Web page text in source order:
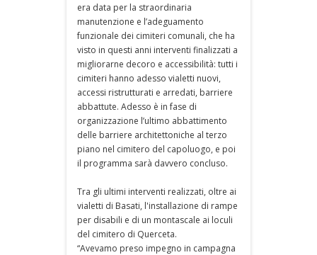
era data per la straordinaria
manutenzione e l’adeguamento
funzionale dei cimiteri comunali, che ha
visto in questi anni interventi finalizzati a
migliorarne decoro e accessibilità: tutti i
cimiteri hanno adesso vialetti nuovi,
accessi ristrutturati e arredati, barriere
abbattute. Adesso è in fase di
organizzazione l’ultimo abbattimento
delle barriere architettoniche al terzo
piano nel cimitero del capoluogo, e poi
il programma sarà davvero concluso.
Tra gli ultimi interventi realizzati, oltre ai
vialetti di Basati, l'installazione di rampe
per disabili e di un montascale ai loculi
del cimitero di Querceta.
“Avevamo preso impegno in campagna